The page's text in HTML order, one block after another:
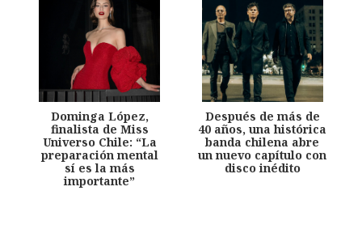
Dominga López,
finalista de Miss
Universo Chile: “La
preparación mental
sí es la más
importante”
Después de más de
40 años, una histórica
banda chilena abre
un nuevo capítulo con
disco inédito